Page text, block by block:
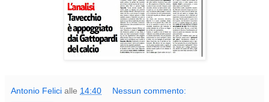
Antonio Felici alle 14:40 Nessun commento: